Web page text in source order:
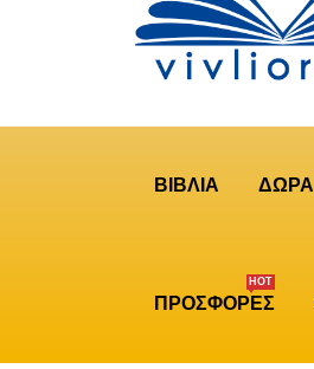
ΒΙΒΛΙΑ ΔΩΡΑ
ΠΡΟΣΦΟΡΕΣ
ΗΟΤ